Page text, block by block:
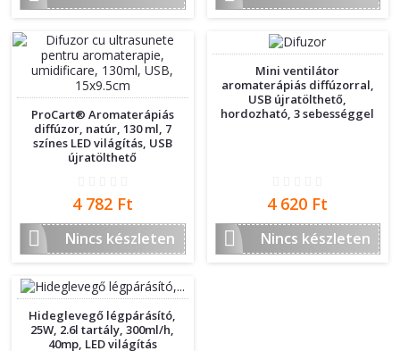
ProCart® Aromaterápiás
diffúzor, natúr, 130 ml, 7
színes LED világítás, USB
újratölthető
Ár
4 782 Ft
 Nincs készleten
Mini ventilátor
aromaterápiás diffúzorral,
USB újratölthető,
hordozható, 3 sebességgel
Ár
4 620 Ft
 Nincs készleten
Hideglevegő légpárásító,
25W, 2.6l tartály, 300ml/h,
40mp, LED világítás